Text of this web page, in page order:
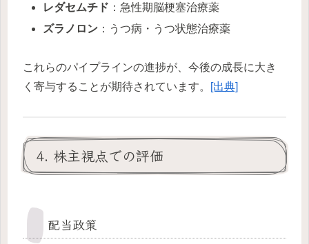
レダセムチド ：急性期脳梗塞治療薬
ズラノロン ：うつ病・うつ状態治療薬
これらのパイプラインの進捗が、今後の成長に大き
く寄与することが期待されています。
[出典]
4. 株主視点での評価
配当政策